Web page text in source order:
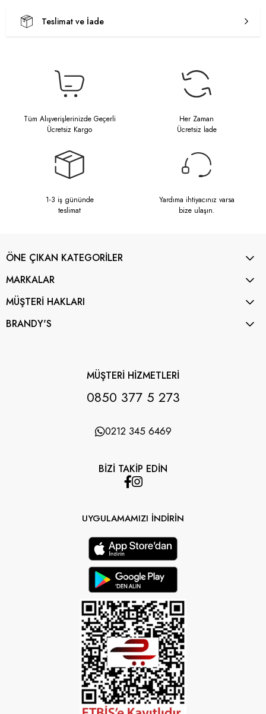
Teslimat ve İade
Tüm Alışverişlerinizde Geçerli
Ücretsiz Kargo
Her Zaman
Ücretsiz İade
1-3 iş gününde
teslimat
Yardıma ihtiyacınız varsa
bize ulaşın.
ÖNE ÇIKAN KATEGORİLER
MARKALAR
MÜŞTERİ HAKLARI
BRANDY'S
MÜŞTERİ HİZMETLERİ
0850 377 5 273
0212 345 6469
BİZİ TAKİP EDİN
UYGULAMAMIZI İNDİRİN